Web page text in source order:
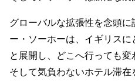
グローバルな拡張性を念頭
ー・ソーホーは、イギリス
と展開し、どこへ行っても変
そして気負わないホテル滞